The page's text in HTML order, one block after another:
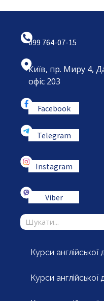
099 764-07-15
Київ, пр. Миру 4,
офіс 203
Facebook
Telegram
Instagram
Viber
Курси
Курси англійської